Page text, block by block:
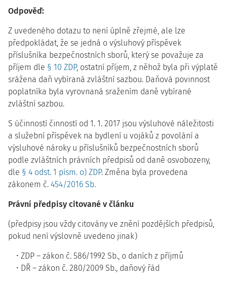
Odpověď:
Z uvedeného dotazu to není úplně zřejmé, ale lze
předpokládat, že se jedná o výsluhový příspěvek
příslušníka bezpečnostních sborů, který se považuje za
příjem dle § 10 ZDP, ostatní příjem, z něhož byla při výplatě
srážena daň vybíraná zvláštní sazbou. Daňová povinnost
poplatníka byla vyrovnaná sražením daně vybírané
zvláštní sazbou.
S účinností činností od 1. 1. 2017 jsou výsluhové náležitosti
a služební příspěvek na bydlení u vojáků z povolání a
výsluhové nároky u příslušníků bezpečnostních sborů
podle zvláštních právních předpisů od daně osvobozeny,
dle § 4 odst. 1 písm. o) ZDP. Změna byla provedena
zákonem č. 454/2016 Sb.
Právní předpisy citované v článku
(předpisy jsou vždy citovány ve znění pozdějších předpisů,
pokud není výslovně uvedeno jinak)
ZDP – zákon č. 586/1992 Sb., o daních z příjmů
DŘ – zákon č. 280/2009 Sb., daňový řád